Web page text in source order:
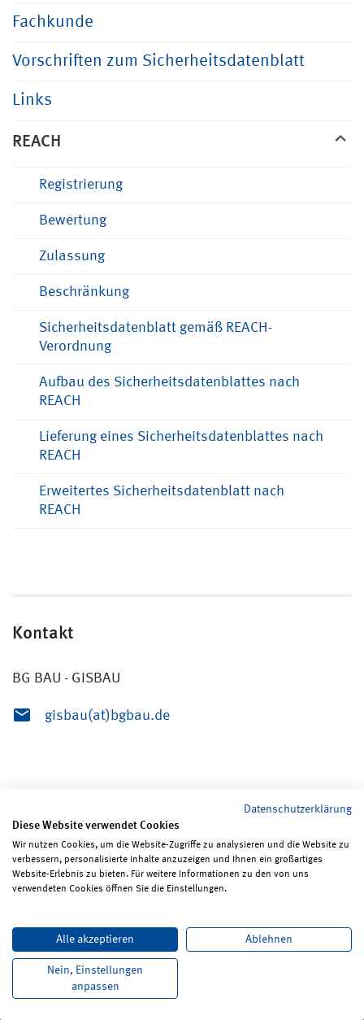
Fachkunde
Vorschriften zum Sicherheitsdatenblatt
Links
REACH
Registrierung
Bewertung
Zulassung
Beschränkung
Sicherheitsdatenblatt gemäß REACH-
Verordnung
Aufbau des Sicherheitsdatenblattes nach
REACH
Lieferung eines Sicherheitsdatenblattes nach
REACH
Erweitertes Sicherheitsdatenblatt nach
REACH
Kontakt
BG BAU - GISBAU
gisbau(at)bgbau.de
Seite teilen Seite drucken
Erklärung zur Barrierefreiheit
ReadSpeaker
Bildrechte
Karriere
Newsletter Kontakt
Datenschutzerklärung
Diese Website verwendet Cookies
Wir nutzen Cookies, um die Website-Zugriffe zu analysieren und die Website zu
verbessern, personalisierte Inhalte anzuzeigen und Ihnen ein großartiges
Website-Erlebnis zu bieten. Für weitere Informationen zu den von uns
verwendeten Cookies öffnen Sie die Einstellungen.
Alle akzeptieren Ablehnen
Nein, Einstellungen
anpassen